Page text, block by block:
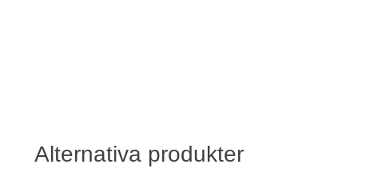
Alternativa produkter